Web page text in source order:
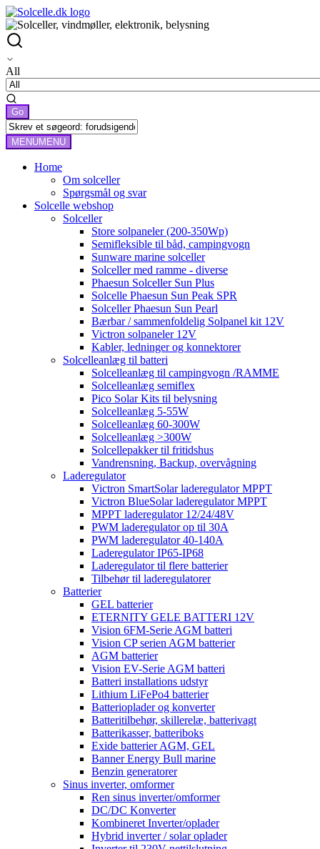
All
MENUMENU
Home
Om solceller
Spørgsmål og svar
Solcelle webshop
Solceller
Store solpaneler (200-350Wp)
Semifleksible til båd, campingvogn
Sunware marine solceller
Solceller med ramme - diverse
Phaesun Solceller Sun Plus
Solcelle Phaesun Sun Peak SPR
Solceller Phaesun Sun Pearl
Bærbar / sammenfoldelig Solpanel kit 12V
Victron solpaneler 12V
Kabler, ledninger og konnektorer
Solcelleanlæg til batteri
Solcelleanlæg til campingvogn /RAMME
Solcelleanlæg semiflex
Pico Solar Kits til belysning
Solcelleanlæg 5-55W
Solcelleanlæg 60-300W
Solcelleanlæg >300W
Solcellepakker til fritidshus
Vandrensning, Backup, overvågning
Laderegulator
Victron SmartSolar laderegulator MPPT
Victron BlueSolar laderegulator MPPT
MPPT laderegulator 12/24/48V
PWM laderegulator op til 30A
PWM laderegulator 40-140A
Laderegulator IP65-IP68
Laderegulator til flere batterier
Tilbehør til laderegulatorer
Batterier
GEL batterier
ETERNITY GELE BATTERI 12V
Vision 6FM-Serie AGM batteri
Vision CP serien AGM batterier
AGM batterier
Vision EV-Serie AGM batteri
Batteri installations udstyr
Lithium LiFePo4 batterier
Batterioplader og konverter
Batteritilbehør, skillerelæ, batterivagt
Batterikasser, batteriboks
Exide batterier AGM, GEL
Banner Energy Bull marine
Benzin generatorer
Sinus inverter, omformer
Ren sinus inverter/omformer
DC/DC Konverter
Kombineret Inverter/oplader
Hybrid inverter / solar oplader